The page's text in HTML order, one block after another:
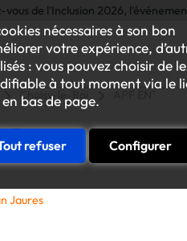
nécessaires à son bon
votre expérience,
: vous pouvez choisir de
à tout moment via le
bas de page.
refuser Configurer
de l'Inclusion 2026, l'événement
Choisy-le-Roi
Jaures